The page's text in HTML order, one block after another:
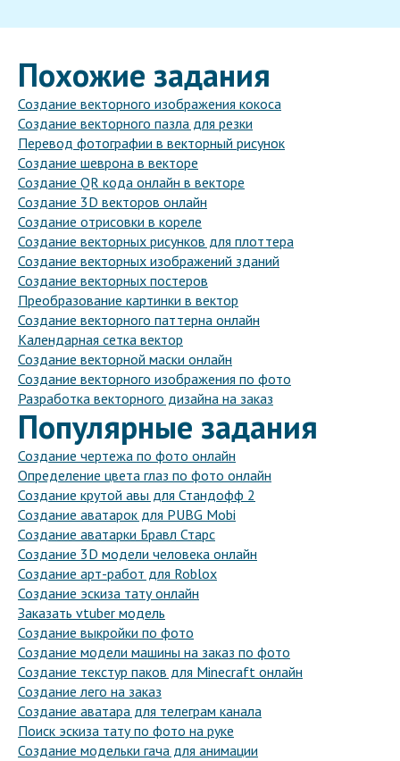
Похожие задания
Создание векторного изображения кокоса
Создание векторного пазла для резки
Перевод фотографии в векторный рисунок
Создание шеврона в векторе
Создание QR кода онлайн в векторе
Создание 3D векторов онлайн
Создание отрисовки в кореле
Создание векторных рисунков для плоттера
Создание векторных изображений зданий
Создание векторных постеров
Преобразование картинки в вектор
Создание векторного паттерна онлайн
Календарная сетка вектор
Создание векторной маски онлайн
Создание векторного изображения по фото
Разработка векторного дизайна на заказ
Популярные задания
Создание чертежа по фото онлайн
Определение цвета глаз по фото онлайн
Создание крутой авы для Стандофф 2
Создание аватарок для PUBG Mobi
Создание аватарки Бравл Старс
Создание 3D модели человека онлайн
Создание арт-работ для Roblox
Создание эскиза тату онлайн
Заказать vtuber модель
Создание выкройки по фото
Создание модели машины на заказ по фото
Создание текстур паков для Minecraft онлайн
Создание лего на заказ
Создание аватара для телеграм канала
Поиск эскиза тату по фото на руке
Создание модельки гача для анимации